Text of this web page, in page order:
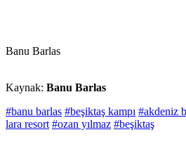
Banu Barlas
Kaynak: Banu Barlas
#banu barlas #beşiktaş kampı #akdeniz
lara resort #ozan yılmaz #beşiktaş